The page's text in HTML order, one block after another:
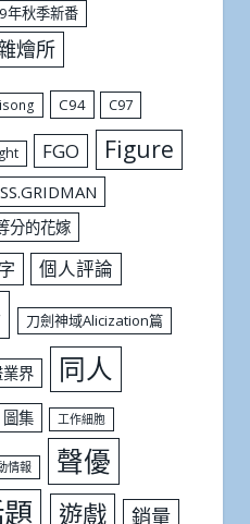
年秋季新番
燴所
C94 C97
FGO Figure
分的花嫁
個人評論
刀劍神域Alicization篇
界 同人
圖集 工作細胞
情報 聲優
遊戲 銷量